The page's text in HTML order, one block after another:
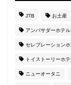
JTB お土産
アンバサダーホテル
セレブレーション
トイストーリーホ
ニューオータニ